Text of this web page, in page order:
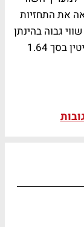
את התחזיות
גבוה בהינתן
תחזיות החברה וכך החברה תשמור על המוניטין בסך 1.64